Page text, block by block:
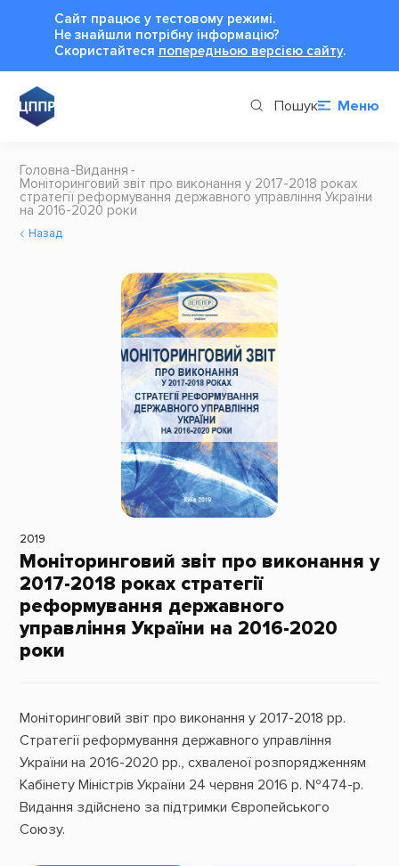
Сайт працює у тестовому режимі.
Не знайшли потрібну інформацію?
Cкористайтеся попередньою версією сайту.
Пошук Меню
Головна Видання
Моніторинговий звіт про виконання у 2017-2018 роках
стратегії реформування державного управління України
на 2016-2020 роки
Назад
2019
Моніторинговий звіт про виконання у
2017-2018 роках стратегії
реформування державного
управління України на 2016-2020
роки
Моніторинговий звіт про виконання у 2017-2018 рр.
Стратегії реформування державного управління
України на 2016-2020 рр., схваленої розпорядженням
Кабінету Міністрів України 24 червня 2016 р. №474-р.
Видання здійснено за підтримки Європейського
Союзу.